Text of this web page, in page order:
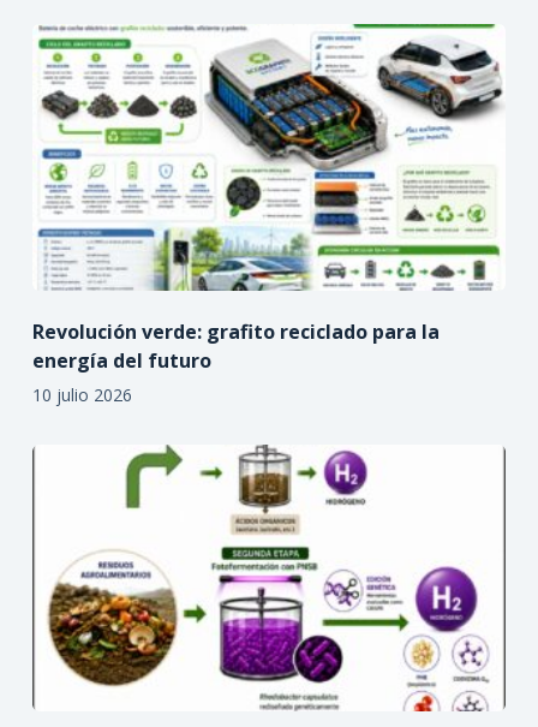
Revolución verde: grafito reciclado para la
energía del futuro
10 julio 2026